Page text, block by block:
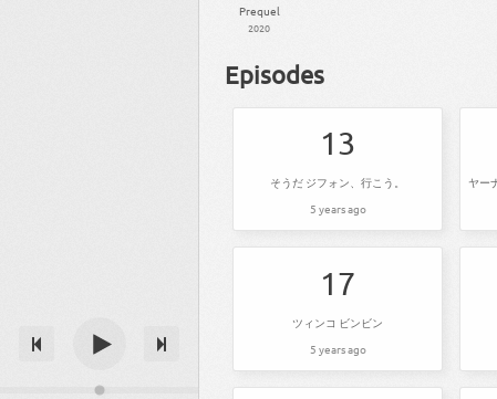
Prequel
2020
Episodes
13
そうだ ジフォン、行こう。
5 years ago
17
ツィンコ ビンビン
5 years ago